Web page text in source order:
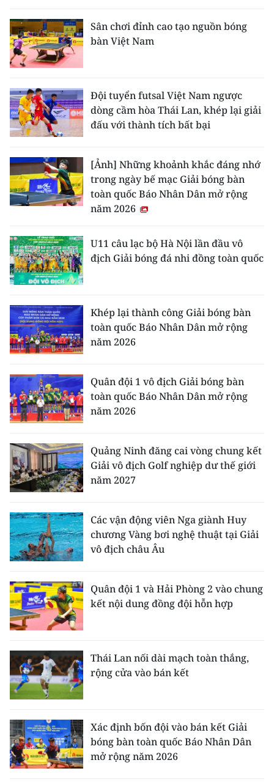
Sân chơi đỉnh cao tạo nguồn bóng
bàn Việt Nam
Đội tuyển futsal Việt Nam ngược
dòng cầm hòa Thái Lan, khép lại giải
đấu với thành tích bất bại
[Ảnh] Những khoảnh khắc đáng nhớ
trong ngày bế mạc Giải bóng bàn
toàn quốc Báo Nhân Dân mở rộng
năm 2026
U11 câu lạc bộ Hà Nội lần đầu vô
địch Giải bóng đá nhi đồng toàn quốc
Khép lại thành công Giải bóng bàn
toàn quốc Báo Nhân Dân mở rộng
năm 2026
Quân đội 1 vô địch Giải bóng bàn
toàn quốc Báo Nhân Dân mở rộng
năm 2026
Quảng Ninh đăng cai vòng chung kết
Giải vô địch Golf nghiệp dư thế giới
năm 2027
Các vận động viên Nga giành Huy
chương Vàng bơi nghệ thuật tại Giải
vô địch châu Âu
Quân đội 1 và Hải Phòng 2 vào chung
kết nội dung đồng đội hỗn hợp
Thái Lan nối dài mạch toàn thắng,
rộng cửa vào bán kết
Xác định bốn đội vào bán kết Giải
bóng bàn toàn quốc Báo Nhân Dân
mở rộng năm 2026